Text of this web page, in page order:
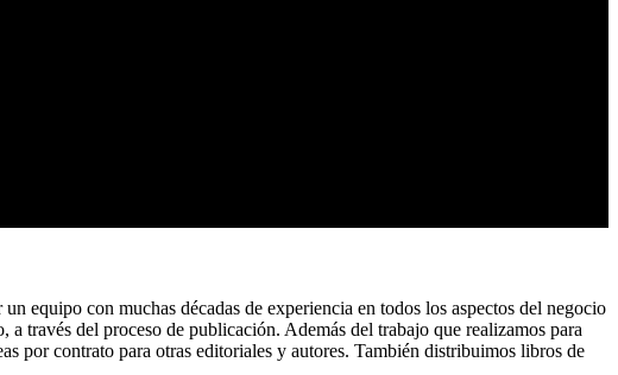
equipo con muchas décadas de experiencia en todos los aspectos del negocio
través del proceso de publicación. Además del trabajo que realizamos para
por contrato para otras editoriales y autores. También distribuimos libros de